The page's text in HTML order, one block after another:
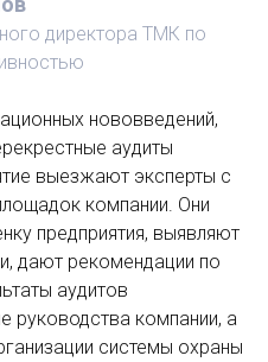
директора ТМК по
нововведений,
аудиты
выезжают эксперты с
компании. Они
предприятия, выявляют
дают рекомендации по
аудитов
руководства компании, а
системы охраны